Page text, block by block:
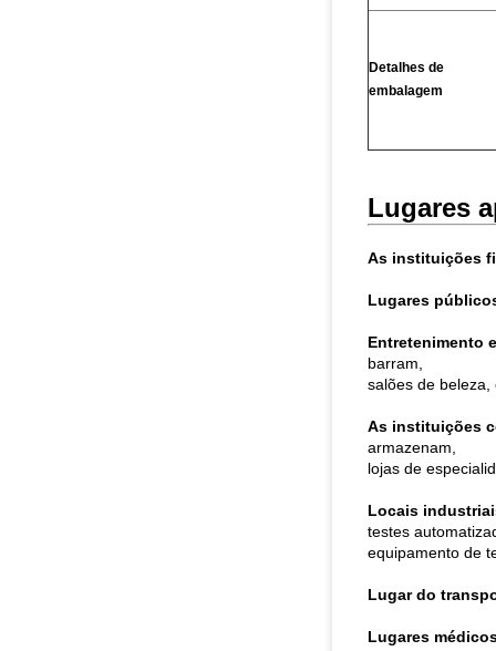
Detalhes de
embalagem
Lugares
As instituições
Lugares
Entretenimento
barram,
salões de
As instituições
armazenam,
lojas de
Locais
testes
equipamento de
Lugar do
Lugares